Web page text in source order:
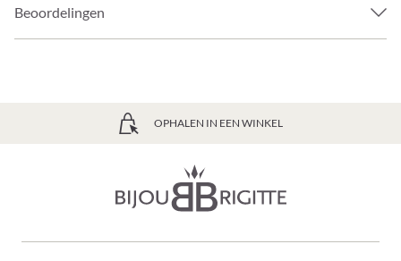
Beoordelingen
GRATIS VERZENDING VANAF 39€